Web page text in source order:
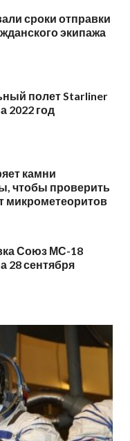
сроки отправки
экипажа
полет Starliner
2022 год
камни
чтобы проверить
микрометеоритов
Союз МС-18
28 сентября